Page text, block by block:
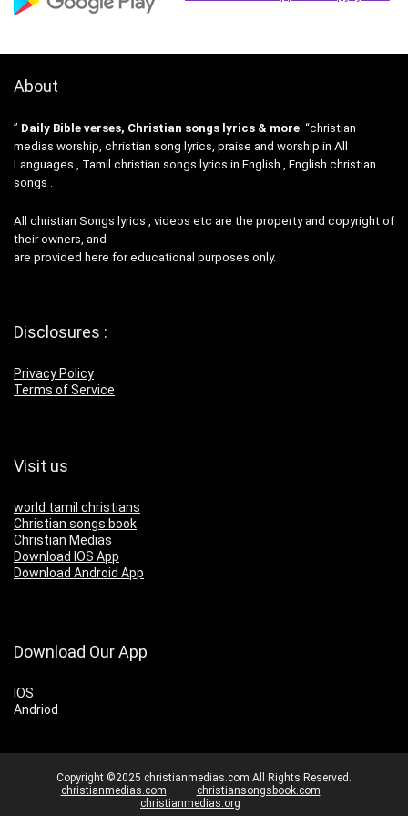
About
” Daily Bible verses, Christian songs lyrics & more “christian
medias worship, christian song lyrics, praise and worship in All
Languages , Tamil christian songs lyrics in English , English christian
songs .
All christian Songs lyrics , videos etc are the property and copyright of
their owners, and
are provided here for educational purposes only.
Disclosures :
Privacy Policy
Terms of Service
Visit us
world tamil christians
Christian songs book
Christian Medias
Download IOS App
Download Android App
Download Our App
IOS
Andriod
Copyright ©2025 christianmedias.com All Rights Reserved.
christianmedias.com
christiansongsbook.com
christianmedias.org